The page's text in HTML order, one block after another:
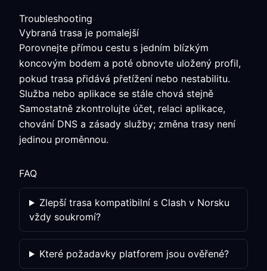
Troubleshooting
Vybraná trasa je pomalejší
Porovnejte přímou cestu s jedním blízkým
koncovým bodem a poté obnovte uložený profil,
pokud trasa přidává přetížení nebo nestabilitu.
Služba nebo aplikace se stále chová stejně
Samostatně zkontrolujte účet, relaci aplikace,
chování DNS a zásady služby; změna trasy není
jedinou proměnnou.
FAQ
Zlepší trasa kompatibilní s Clash v Norsku
vždy soukromí?
Které požadavky platforem jsou ověřené?